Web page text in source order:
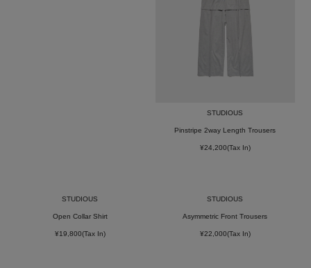
STUDIOUS
Pinstripe 2way Length Trousers
¥24,200(Tax In)
STUDIOUS
Open Collar Shirt
¥19,800(Tax In)
STUDIOUS
Asymmetric Front Trousers
¥22,000(Tax In)